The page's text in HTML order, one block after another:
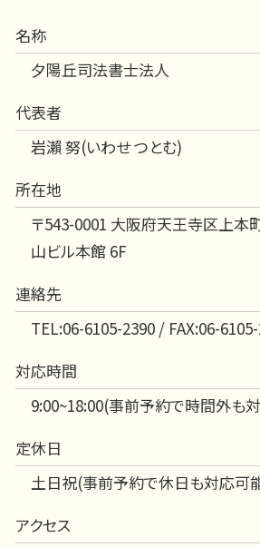
名称
夕陽丘司法書士法人
代表者
岩瀨 努(いわせ つとむ)
所在地
〒543-0001 大阪府天王寺区上本
山ビル本館 6F
連絡先
TEL:06-6105-2390 / FAX:06-
対応時間
9:00~18:00(事前予約で時間外も
定休日
土日祝(事前予約で休日も対応可
アクセス